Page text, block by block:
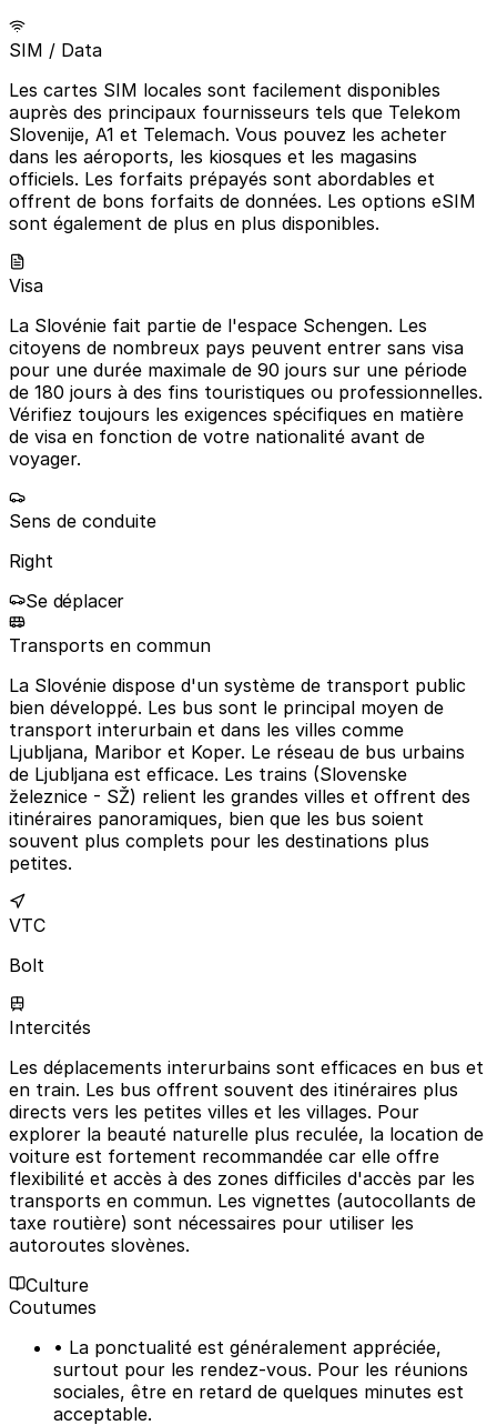
SIM / Data
Les cartes SIM locales sont facilement disponibles
auprès des principaux fournisseurs tels que Telekom
Slovenije, A1 et Telemach. Vous pouvez les acheter
dans les aéroports, les kiosques et les magasins
officiels. Les forfaits prépayés sont abordables et
offrent de bons forfaits de données. Les options eSIM
sont également de plus en plus disponibles.
Visa
La Slovénie fait partie de l'espace Schengen. Les
citoyens de nombreux pays peuvent entrer sans visa
pour une durée maximale de 90 jours sur une période
de 180 jours à des fins touristiques ou professionnelles.
Vérifiez toujours les exigences spécifiques en matière
de visa en fonction de votre nationalité avant de
voyager.
Sens de conduite
Right
Se déplacer
Transports en commun
La Slovénie dispose d'un système de transport public
bien développé. Les bus sont le principal moyen de
transport interurbain et dans les villes comme
Ljubljana, Maribor et Koper. Le réseau de bus urbains
de Ljubljana est efficace. Les trains (Slovenske
železnice - SŽ) relient les grandes villes et offrent des
itinéraires panoramiques, bien que les bus soient
souvent plus complets pour les destinations plus
petites.
VTC
Bolt
Intercités
Les déplacements interurbains sont efficaces en bus et
en train. Les bus offrent souvent des itinéraires plus
directs vers les petites villes et les villages. Pour
explorer la beauté naturelle plus reculée, la location de
voiture est fortement recommandée car elle offre
flexibilité et accès à des zones difficiles d'accès par les
transports en commun. Les vignettes (autocollants de
taxe routière) sont nécessaires pour utiliser les
autoroutes slovènes.
Culture
Coutumes
• La ponctualité est généralement appréciée,
surtout pour les rendez-vous. Pour les réunions
sociales, être en retard de quelques minutes est
acceptable.